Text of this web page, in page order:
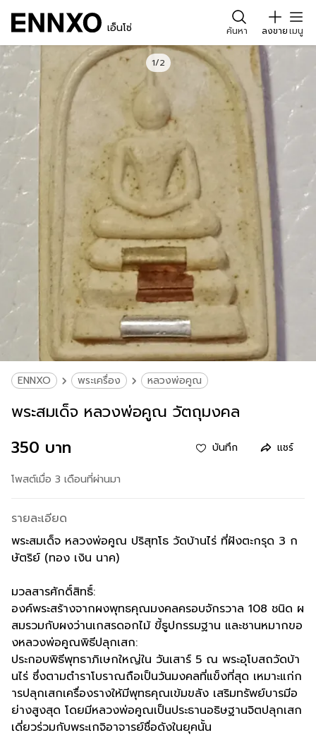
เอ็นโซ่ ค้นหา ลงขายเมนู
1/2
ENNXO พระเครื่อง หลวงพ่อคูณ
พระสมเด็จ หลวงพ่อคูณ วัตถุมงคล
350 บาท
บันทึก แชร์
โพสต์เมื่อ 3 เดือนที่ผ่านมา
รายละเอียด
พระสมเด็จ หลวงพ่อคูณ ปริสุทโธ วัดบ้านไร่ ที่ฝังตะกรุด 3 ก
ษัตริย์ (ทอง เงิน นาค)
มวลสารศักดิ์สิทธิ์:
องค์พระสร้างจากผงพุทธคุณมงคลครอบจักรวาล 108 ชนิด ผ
สมรวมกับผงว่านเกสรดอกไม้ ขี้ธูปกรรมฐาน และชานหมากขอ
งหลวงพ่อคูณพิธีปลุกเสก:
ประกอบพิธีพุทธาภิเษกใหญ่ใน วันเสาร์ 5 ณ พระอุโบสถวัดบ้า
นไร่ ซึ่งตามตำราโบราณถือเป็นวันมงคลที่แข็งที่สุด เหมาะแก่ก
ารปลุกเสกเครื่องรางให้มีพุทธคุณเข้มขลัง เสริมทรัพย์บารมีอ
ย่างสูงสุด โดยมีหลวงพ่อคูณเป็นประธานอธิษฐานจิตปลุกเสก
เดี่ยวร่วมกับพระเกจิอาจารย์ชื่อดังในยุคนั้น